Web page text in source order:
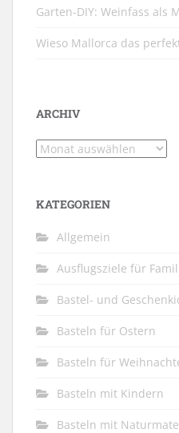
Garten-DIY: Weinfass als
Wieso Mallorca das
ARCHIV
Archiv
KATEGORIEN
Allgemein
Ausflugsziele für
Bastel- und
Basteln für Ostern
Basteln für
Basteln mit Kindern
Basteln mit